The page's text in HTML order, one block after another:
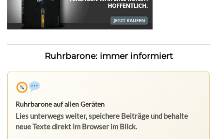
Ruhrbarone: immer informiert
Ruhrbarone auf allen Geräten
Lies unterwegs weiter, speichere Beiträge und behalte
neue Texte direkt im Browser im Blick.